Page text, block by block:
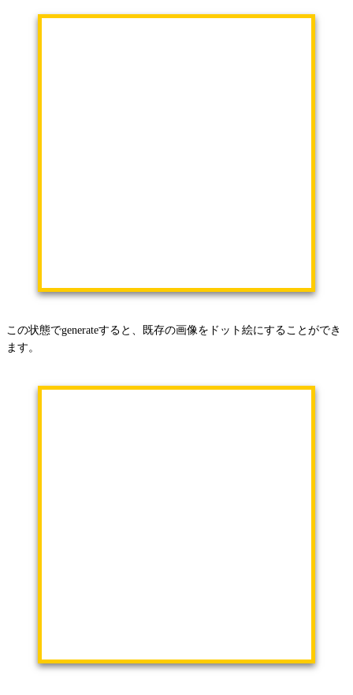
この状態でgenerateすると、既存の画像をドット絵にすることができ
ます。